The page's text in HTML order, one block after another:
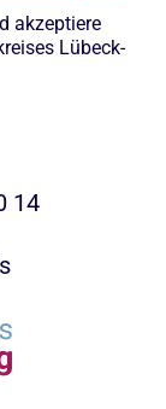
akzeptiere
Lübeck-
14